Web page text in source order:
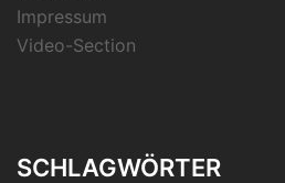
Impressum
Video-Section
SCHLAGWÖRTER